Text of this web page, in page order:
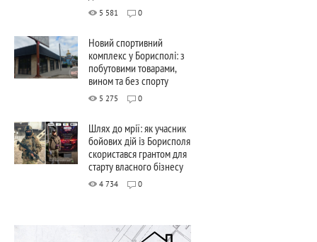
5 581 0
Новий спортивний
комплекс у Борисполі: з
побутовими товарами,
вином та без спорту
5 275 0
Шлях до мрії: як учасник
бойових дій із Борисполя
скористався грантом для
старту власного бізнесу
4 734 0